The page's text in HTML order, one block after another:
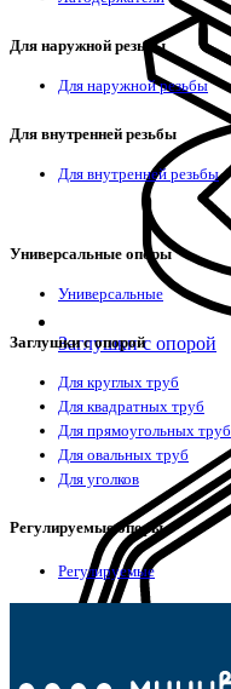
Заглушки с опорой
Для наружной резьбы
Для наружной резьбы
Для внутренней резьбы
Для внутренней резьбы
Универсальные опоры
Универсальные
Заглушки с опорой
Для круглых труб
Для квадратных труб
Для прямоугольных труб
Для овальных труб
Для уголков
Регулируемые опоры
Регулируемые